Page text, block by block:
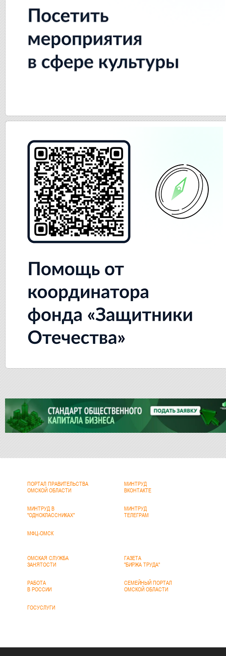
ПОРТАЛ ПРАВИТЕЛЬСТВА
ОМСКОЙ ОБЛАСТИ
МИНТРУД
ВКОНТАКТЕ
МИНТРУД В
"ОДНОКЛАССНИКАХ"
МИНТРУД
ТЕЛЕГРАМ
МФЦ-ОМСК
ОМСКАЯ СЛУЖБА
ЗАНЯТОСТИ
ГАЗЕТА
"БИРЖА ТРУДА"
РАБОТА
В РОССИИ
СЕМЕЙНЫЙ ПОРТАЛ
ОМСКОЙ ОБЛАСТИ
ГОСУСЛУГИ